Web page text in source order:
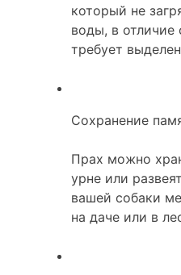
который не
воды, в отличие
требует
Сохранение
Прах можно
урне или
вашей собаки
на даче или в